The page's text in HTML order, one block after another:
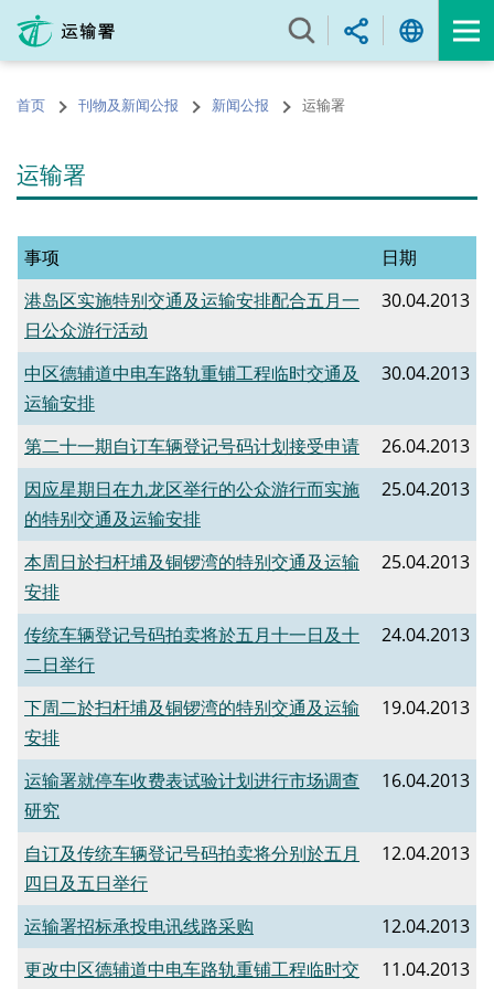
内
的首页 刊物及新闻公报 新闻公报 运输署
运输署
事项
日期
港岛区实施特别交通及运输安排配合五月一
日公众游行活动
30.04.2013
中区德辅道中电车路轨重铺工程临时交通及
运输安排
30.04.2013
第二十一期自订车辆登记号码计划接受申请
26.04.2013
因应星期日在九龙区举行的公众游行而实施
的特别交通及运输安排
25.04.2013
本周日於扫杆埔及铜锣湾的特别交通及运输
安排
25.04.2013
传统车辆登记号码拍卖将於五月十一日及十
二日举行
24.04.2013
下周二於扫杆埔及铜锣湾的特别交通及运输
安排
19.04.2013
运输署就停车收费表试验计划进行市场调查
研究
16.04.2013
自订及传统车辆登记号码拍卖将分别於五月
四日及五日举行
12.04.2013
运输署招标承投电讯线路采购
12.04.2013
更改中区德辅道中电车路轨重铺工程临时交
11.04.2013